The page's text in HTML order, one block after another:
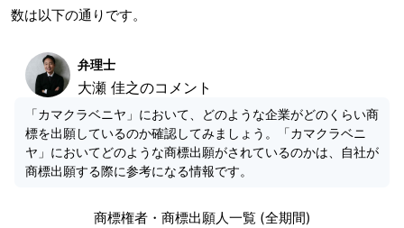
数は以下の通りです。
弁理士
大瀬 佳之のコメント
「カマクラベニヤ」において、どのような企業がどのくらい商
標を出願しているのか確認してみましょう。「カマクラベニ
ヤ」においてどのような商標出願がされているのかは、自社が
商標出願する際に参考になる情報です。
商標権者・商標出願人一覧 (全期間)